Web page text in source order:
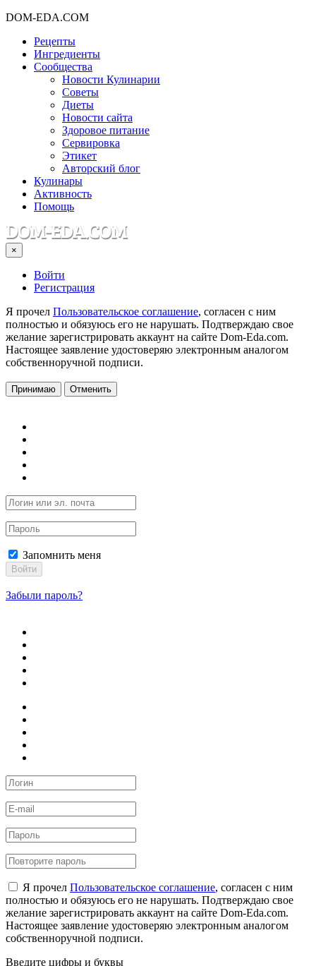
DOM-EDA.COM
Рецепты
Ингредиенты
Сообщества
Новости Кулинарии
Советы
Диеты
Новости сайта
Здоровое питание
Сервировка
Этикет
Авторский блог
Кулинары
Активность
Помощь
×
Войти
Регистрация
Я прочел Пользовательское соглашение, согласен с ним
полностью и обязуюсь его не нарушать. Подтверждаю свое
желание зарегистрировать аккаунт на сайте Dom-Eda.com.
Настоящее заявление удостоверяю электронным аналогом
собственноручной подписи.
Принимаю Отменить
Запомнить меня
Войти
Забыли пароль?
Я прочел Пользовательское соглашение, согласен с ним
полностью и обязуюсь его не нарушать. Подтверждаю свое
желание зарегистрировать аккаунт на сайте Dom-Eda.com.
Настоящее заявление удостоверяю электронным аналогом
собственноручной подписи.
Введите цифры и буквы